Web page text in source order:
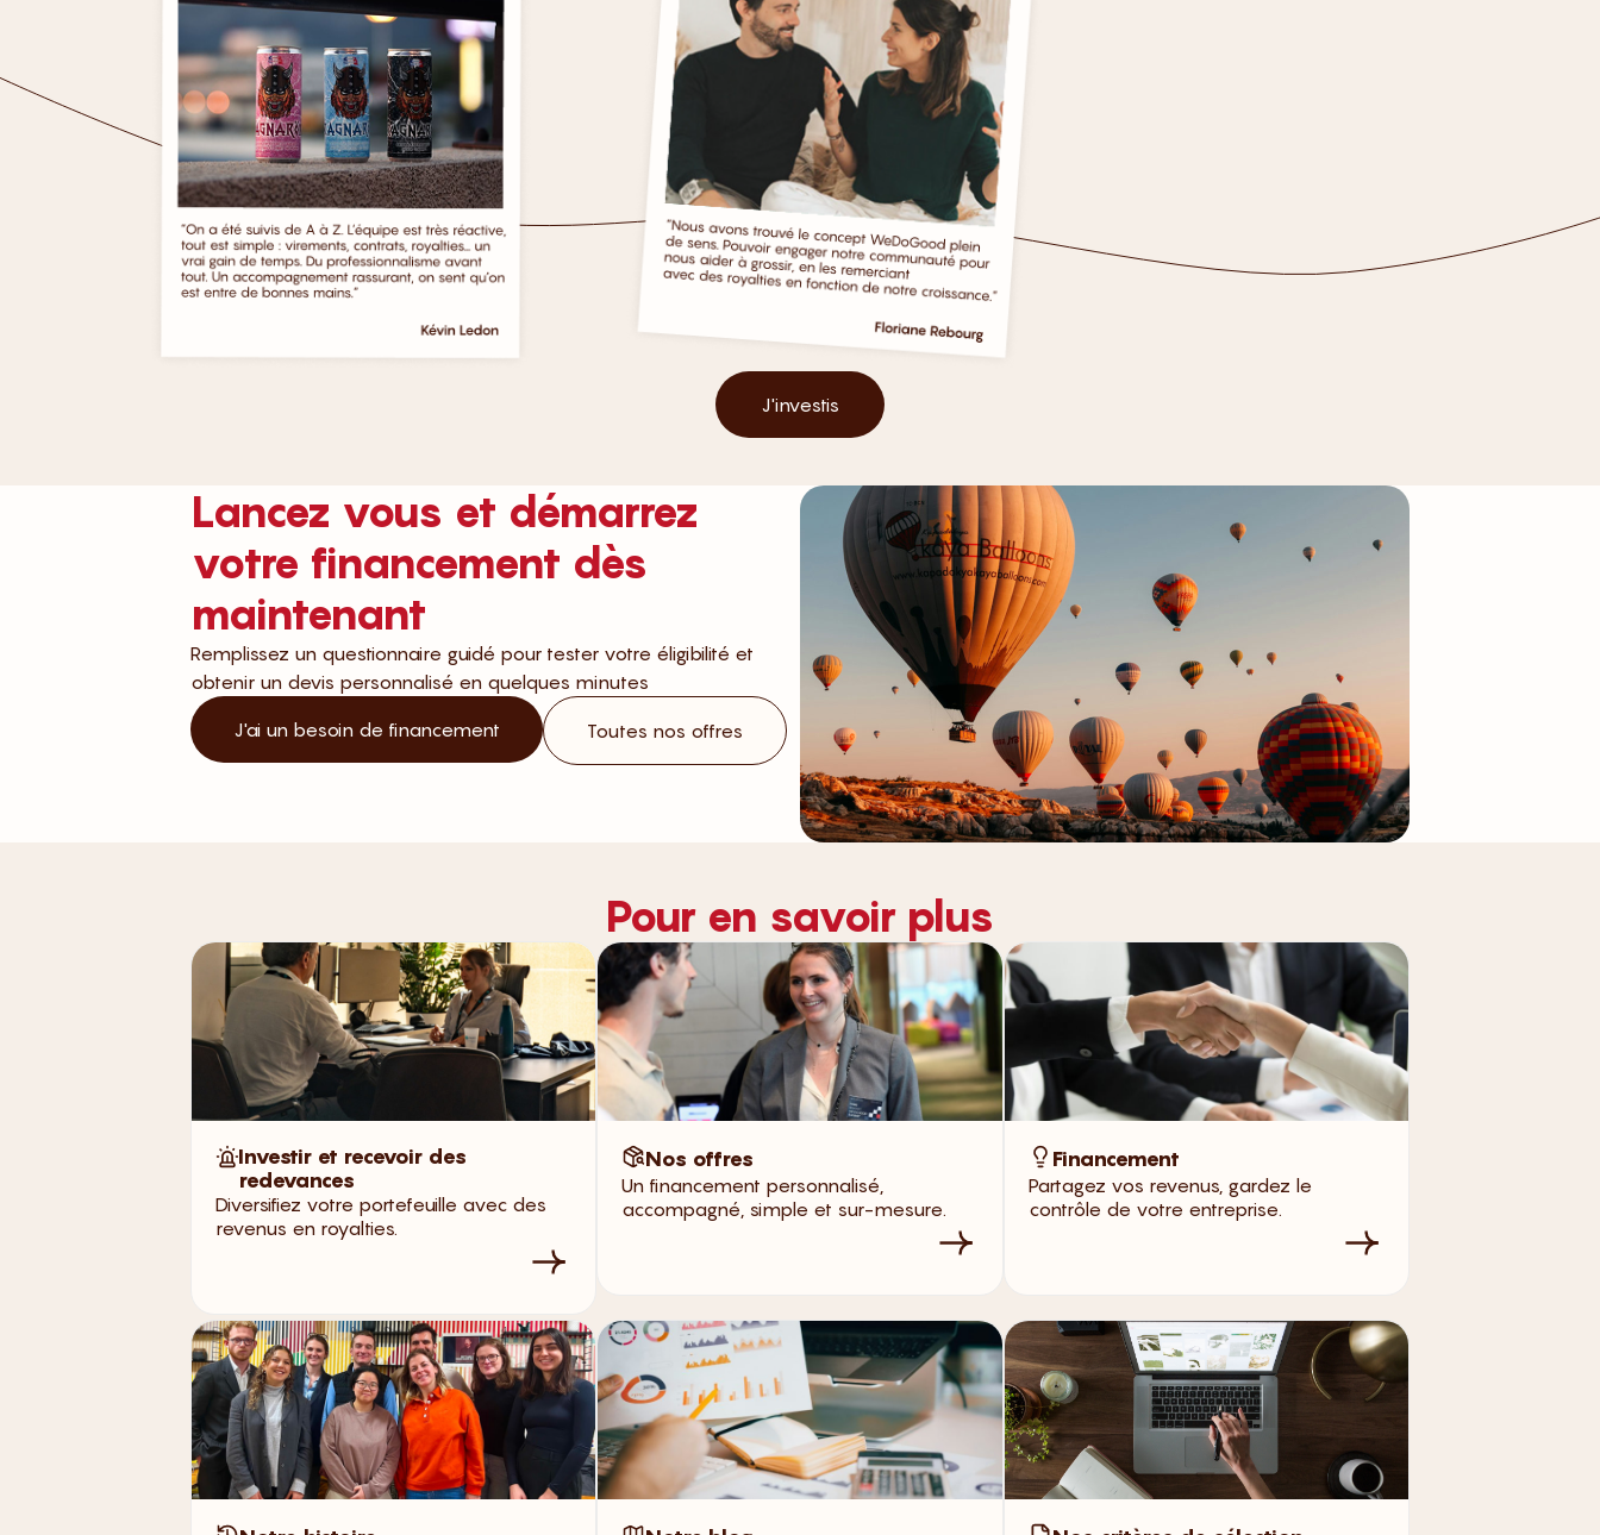
J'investis
Lancez vous et démarrez
votre financement dès
maintenant
Remplissez un questionnaire guidé pour tester votre éligibilité et
obtenir un devis personnalisé en quelques minutes
J'ai un besoin de financement
Toutes nos offres
Pour en savoir plus
Investir et recevoir des
redevances
Diversifiez votre portefeuille avec des
revenus en royalties.
Nos offres
Un financement personnalisé,
accompagné, simple et sur-mesure.
Financement
Partagez vos revenus, gardez le
contrôle de votre entreprise.